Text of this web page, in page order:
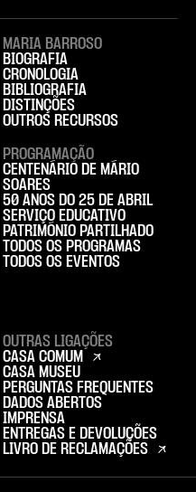
MARIA BARROSO
BIOGRAFIA
CRONOLOGIA
BIBLIOGRAFIA
DISTINÇÕES
OUTROS RECURSOS
PROGRAMAÇÃO
CENTENÁRIO DE MÁRIO
SOARES
50 ANOS DO 25 DE ABRIL
SERVIÇO EDUCATIVO
PATRIMÓNIO PARTILHADO
TODOS OS PROGRAMAS
TODOS OS EVENTOS
OUTRAS LIGAÇÕES
CASA COMUM
CASA MUSEU
PERGUNTAS FREQUENTES
DADOS ABERTOS
IMPRENSA
ENTREGAS E DEVOLUÇÕES
LIVRO DE RECLAMAÇÕES